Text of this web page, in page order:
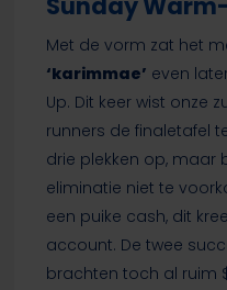
Sunday
Met de vorm zat het
‘karimmae’ even
Up. Dit keer wist onze
runners de finaletafel
drie plekken op, maar
eliminatie niet te
een puike cash, dit
account. De twee
brachten toch al ruim